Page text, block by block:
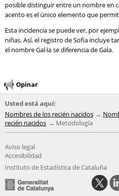
posible distinguir entre un nombre en
acento es el único elemento que
Esta incidencia se puede ver, por
niñas. Así, el registro de Sofia incluye
el nombre Gal·la se diferencia de Gala.
Opinar
Usted está aquí:
Nombres de los recién nacidos
recién nacidos
Metodología
Aviso legal
Accesibilidad
Instituto de Estadística de Cataluña